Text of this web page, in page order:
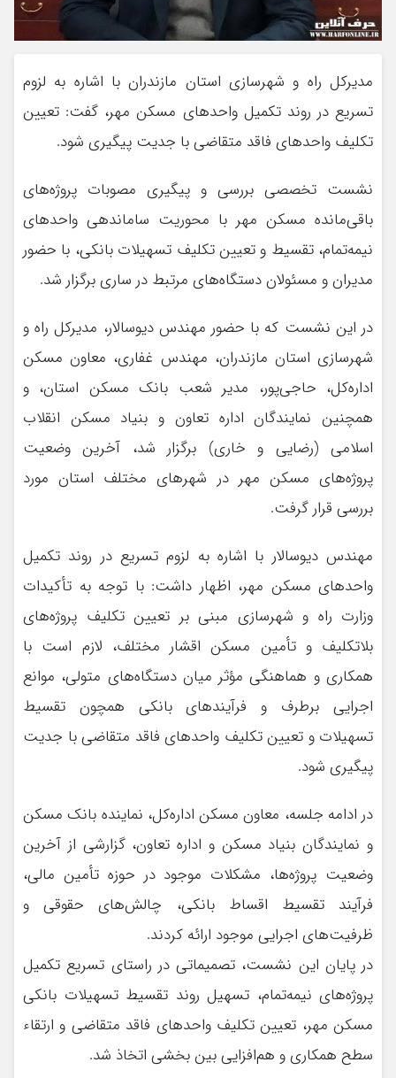
مدیرکل راه و شهرسازی استان مازندران با اشاره به لزوم
تسریع در روند تکمیل واحدهای مسکن مهر، گفت: تعیین
تکلیف واحدهای فاقد متقاضی با جدیت پیگیری شود.
نشست تخصصی بررسی و پیگیری مصوبات پروژه‌های
باقی‌مانده مسکن مهر با محوریت ساماندهی واحدهای
نیمه‌تمام، تقسیط و تعیین تکلیف تسهیلات بانکی، با حضور
مدیران و مسئولان دستگاه‌های مرتبط در ساری برگزار شد.
در این نشست که با حضور مهندس دیوسالار، مدیرکل راه و
شهرسازی استان مازندران، مهندس غفاری، معاون مسکن
اداره‌کل، حاجی‌پور، مدیر شعب بانک مسکن استان، و
همچنین نمایندگان اداره تعاون و بنیاد مسکن انقلاب
اسلامی (رضایی و خاری) برگزار شد، آخرین وضعیت
پروژه‌های مسکن مهر در شهرهای مختلف استان مورد
بررسی قرار گرفت.
مهندس دیوسالار با اشاره به لزوم تسریع در روند تکمیل
واحدهای مسکن مهر، اظهار داشت: با توجه به تأکیدات
وزارت راه و شهرسازی مبنی بر تعیین تکلیف پروژه‌های
بلاتکلیف و تأمین مسکن اقشار مختلف، لازم است با
همکاری و هماهنگی مؤثر میان دستگاه‌های متولی، موانع
اجرایی برطرف و فرآیندهای بانکی همچون تقسیط
تسهیلات و تعیین تکلیف واحدهای فاقد متقاضی با جدیت
پیگیری شود.
در ادامه جلسه، معاون مسکن اداره‌کل، نماینده بانک مسکن
و نمایندگان بنیاد مسکن و اداره تعاون، گزارشی از آخرین
وضعیت پروژه‌ها، مشکلات موجود در حوزه تأمین مالی،
فرآیند تقسیط اقساط بانکی، چالش‌های حقوقی و
ظرفیت‌های اجرایی موجود ارائه کردند.
در پایان این نشست، تصمیماتی در راستای تسریع تکمیل
پروژه‌های نیمه‌تمام، تسهیل روند تقسیط تسهیلات بانکی
مسکن مهر، تعیین تکلیف واحدهای فاقد متقاضی و ارتقاء
سطح همکاری و هم‌افزایی بین بخشی اتخاذ شد.